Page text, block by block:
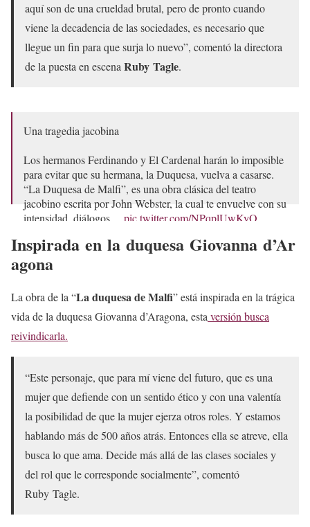
aquí son de una crueldad brutal, pero de pronto cuando
viene la decadencia de las sociedades, es necesario que
llegue un fin para que surja lo nuevo”, comentó la directora
de la puesta en escena Ruby Tagle.
Una tragedia jacobina
Los hermanos Ferdinando y El Cardenal harán lo imposible
para evitar que su hermana, la Duquesa, vuelva a casarse.
“La Duquesa de Malfi”, es una obra clásica del teatro
jacobino escrita por John Webster, la cual te envuelve con su
intensidad, diálogos… pic.twitter.com/NPqplUwKyO
— Instituto Nacional de Bellas Artes y Literatura
(@bellasartesinba)
June 15, 2025
Inspirada en la duquesa Giovanna d’Ar
agona
La obra de la “La duquesa de Malfi” está inspirada en la trágica
vida de la duquesa Giovanna d’Aragona, esta versión busca
reivindicarla.
“Este personaje, que para mí viene del futuro, que es una
mujer que defiende con un sentido ético y con una valentía
la posibilidad de que la mujer ejerza otros roles. Y estamos
hablando más de 500 años atrás. Entonces ella se atreve, ella
busca lo que ama. Decide más allá de las clases sociales y
del rol que le corresponde socialmente”, comentó
Ruby Tagle.